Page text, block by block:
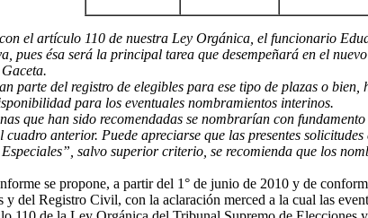
el artículo 110 de nuestra Ley Orgánica, el funcionario
pues ésa será la principal tarea que desempeñará en el
parte del registro de elegibles para ese tipo de plazas o
para los eventuales nombramientos interinos.
que han sido recomendadas se nombrarían con
anterior. Puede apreciarse que las presentes
salvo superior criterio, se recomienda que los
se propone, a partir del 1° de junio de 2010 y de
del Registro Civil, con la aclaración merced a la cual las